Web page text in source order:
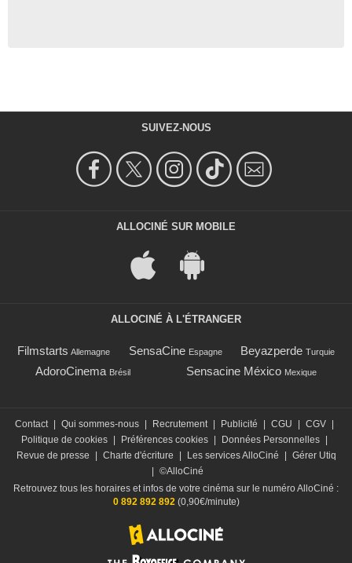
SUIVEZ-NOUS
ALLOCINÉ SUR MOBILE
ALLOCINÉ À L'ÉTRANGER
Filmstarts Allemagne SensaCine Espagne Beyazperde Turquie
AdoroCinema Brésil Sensacine México Mexique
Contact | Qui sommes-nous | Recrutement | Publicité | CGU | CGV |
Politique de cookies | Préférences cookies | Données Personnelles |
Revue de presse
| Charte d'écriture | Les services AlloCiné | Gérer Utiq
| ©AlloCiné
Retrouvez tous les horaires et infos de votre cinéma sur le numéro AlloCiné :
0 892 892 892 (0,90€/minute)